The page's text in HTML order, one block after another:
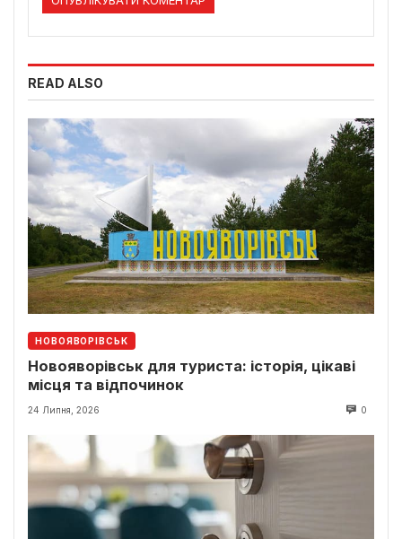
READ ALSO
НОВОЯВОРІВСЬК
Новояворівськ для туриста: історія, цікаві
місця та відпочинок
24 Липня, 2026 0